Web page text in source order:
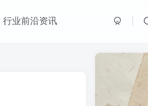
行业前沿资讯